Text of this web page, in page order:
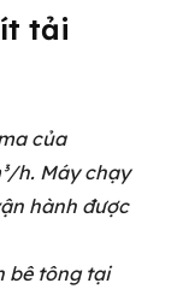
tải
của
h. Máy chạy
hành được
bê tông tại